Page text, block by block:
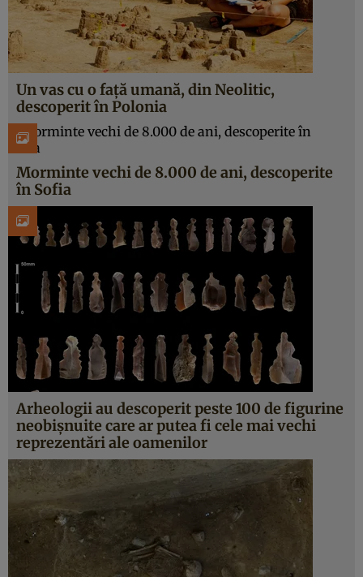
Un vas cu o față umană, din Neolitic,
descoperit în Polonia
Morminte vechi de 8.000 de ani, descoperite
în Sofia
Arheologii au descoperit peste 100 de figurine
neobișnuite care ar putea fi cele mai vechi
reprezentări ale oamenilor